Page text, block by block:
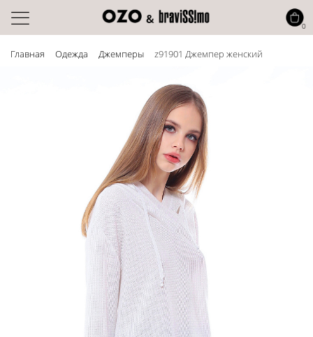
Главная Одежда Джемперы z91901 Джемпер женский
0